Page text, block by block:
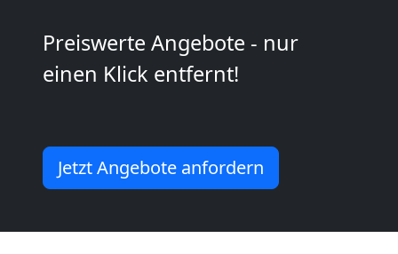
Preiswerte Angebote - nur
einen Klick entfernt!
Jetzt Angebote anfordern
Senioren
Neustadt
Fernumzug